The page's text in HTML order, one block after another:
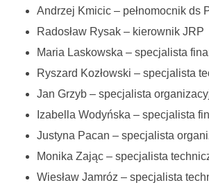
Andrzej Kmicic – pełnomocnik ds
Radosław Rysak – kierownik JRP
Maria Laskowska – specjalista
Ryszard Kozłowski – specjalista
Jan Grzyb – specjalista
Izabella Wodyńska – specjalista
Justyna Pacan – specjalista
Monika Zając – specjalista
Wiesław Jamróz – specjalista